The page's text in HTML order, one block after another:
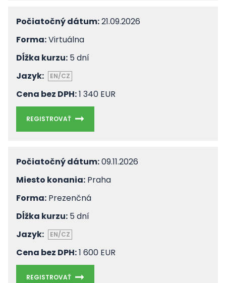
Počiatočný dátum:21.09.2026
Forma:Virtuálna
Dĺžka kurzu: 5 dní
Jazyk:
EN/CZ
Cena bez DPH:1 340 EUR
REGISTROVAŤ
Počiatočný dátum:09.11.2026
Miesto konania: Praha
Forma: Prezenčná
Dĺžka kurzu: 5 dní
Jazyk:
EN/CZ
Cena bez DPH:1 600 EUR
REGISTROVAŤ